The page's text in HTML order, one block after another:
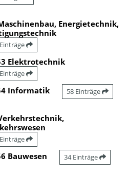
Energietechnik,
Elektrotechnik
Informatik 58 Einträge
Bauwesen 34 Einträge